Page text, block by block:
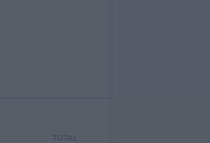
TOTAL